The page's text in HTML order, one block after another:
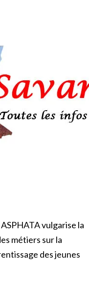
vulgarise la
métiers sur la
des jeunes